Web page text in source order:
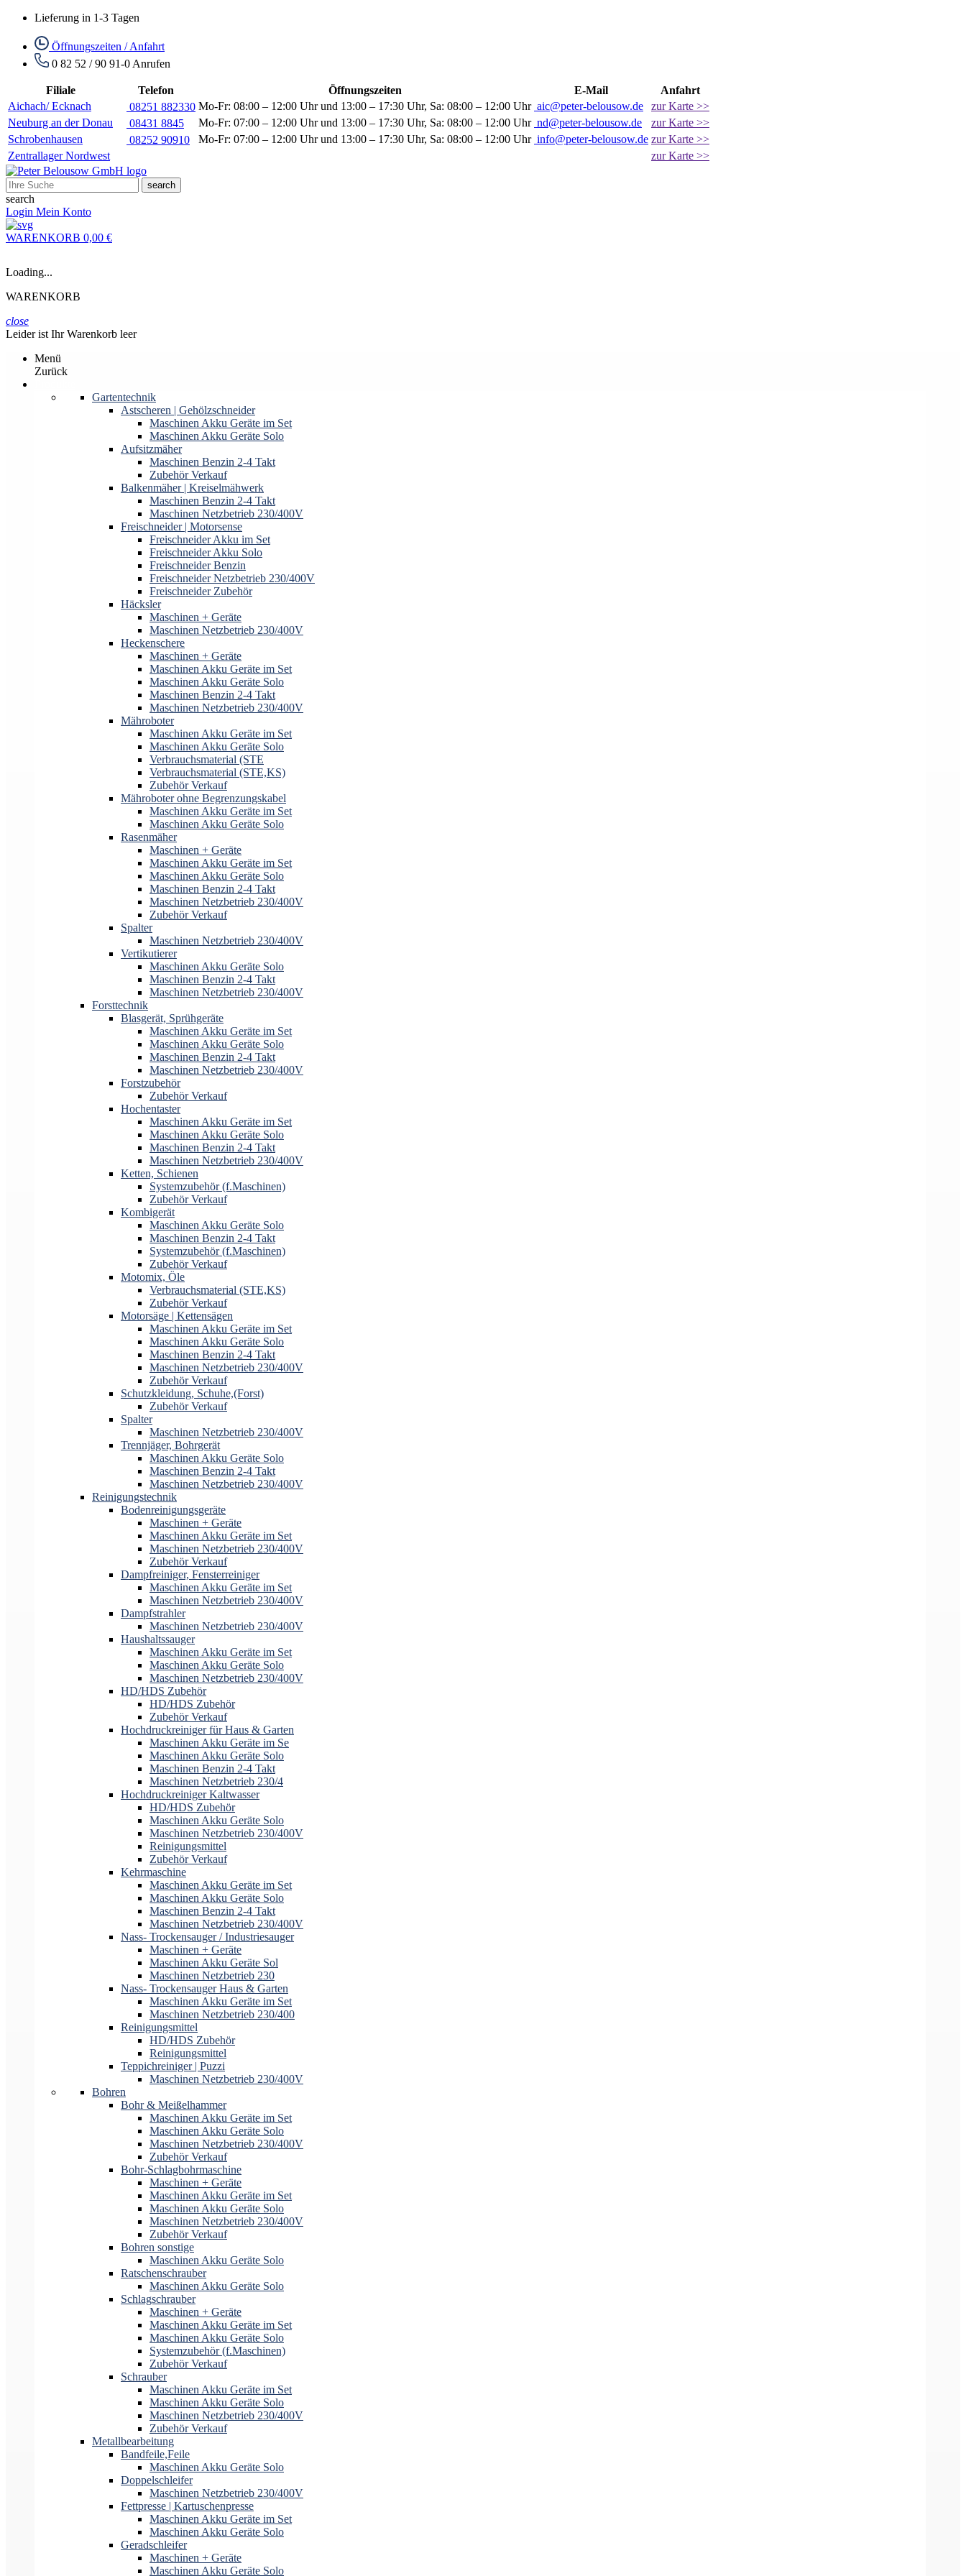
Lieferung in 1-3 Tagen
Öffnungszeiten / Anfahrt
0 82 52 / 90 91-0 Anrufen
Filiale Telefon Öffnungszeiten E-Mail
Anfahrt
Aichach/ Ecknach
08251 882330 Mo-Fr: 08:00 – 12:00 Uhr und 13:00 – 17:30 Uhr, Sa: 08:00 – 12:00 Uhr aic@peter-belousow.de
zur Karte >>
Neuburg an der Donau
08431 8845 Mo-Fr: 07:00 – 12:00 Uhr und 13:00 – 17:30 Uhr, Sa: 08:00 – 12:00 Uhr nd@peter-belousow.de
zur Karte >>
Schrobenhausen
08252 90910 Mo-Fr: 07:00 – 12:00 Uhr und 13:00 – 17:30 Uhr, Sa: 08:00 – 12:00 Uhr info@peter-belousow.de zur Karte >>
Zentrallager Nordwest
zur Karte >>
search
search
Login Mein Konto
WARENKORB 0,00 €
Loading...
WARENKORB
close
Leider ist Ihr Warenkorb leer
Menü
Zurück
Gartentechnik
Astscheren | Gehölzschneider
Maschinen Akku Geräte im Set
Maschinen Akku Geräte Solo
Aufsitzmäher
Maschinen Benzin 2-4 Takt
Zubehör Verkauf
Balkenmäher | Kreiselmähwerk
Maschinen Benzin 2-4 Takt
Maschinen Netzbetrieb 230/400V
Freischneider | Motorsense
Freischneider Akku im Set
Freischneider Akku Solo
Freischneider Benzin
Freischneider Netzbetrieb 230/400V
Freischneider Zubehör
Häcksler
Maschinen + Geräte
Maschinen Netzbetrieb 230/400V
Heckenschere
Maschinen + Geräte
Maschinen Akku Geräte im Set
Maschinen Akku Geräte Solo
Maschinen Benzin 2-4 Takt
Maschinen Netzbetrieb 230/400V
Mähroboter
Maschinen Akku Geräte im Set
Maschinen Akku Geräte Solo
Verbrauchsmaterial (STE
Verbrauchsmaterial (STE,KS)
Zubehör Verkauf
Mähroboter ohne Begrenzungskabel
Maschinen Akku Geräte im Set
Maschinen Akku Geräte Solo
Rasenmäher
Maschinen + Geräte
Maschinen Akku Geräte im Set
Maschinen Akku Geräte Solo
Maschinen Benzin 2-4 Takt
Maschinen Netzbetrieb 230/400V
Zubehör Verkauf
Spalter
Maschinen Netzbetrieb 230/400V
Vertikutierer
Maschinen Akku Geräte Solo
Maschinen Benzin 2-4 Takt
Maschinen Netzbetrieb 230/400V
Forsttechnik
Blasgerät, Sprühgeräte
Maschinen Akku Geräte im Set
Maschinen Akku Geräte Solo
Maschinen Benzin 2-4 Takt
Maschinen Netzbetrieb 230/400V
Forstzubehör
Zubehör Verkauf
Hochentaster
Maschinen Akku Geräte im Set
Maschinen Akku Geräte Solo
Maschinen Benzin 2-4 Takt
Maschinen Netzbetrieb 230/400V
Ketten, Schienen
Systemzubehör (f.Maschinen)
Zubehör Verkauf
Kombigerät
Maschinen Akku Geräte Solo
Maschinen Benzin 2-4 Takt
Systemzubehör (f.Maschinen)
Zubehör Verkauf
Motomix, Öle
Verbrauchsmaterial (STE,KS)
Zubehör Verkauf
Motorsäge | Kettensägen
Maschinen Akku Geräte im Set
Maschinen Akku Geräte Solo
Maschinen Benzin 2-4 Takt
Maschinen Netzbetrieb 230/400V
Zubehör Verkauf
Schutzkleidung, Schuhe,(Forst)
Zubehör Verkauf
Spalter
Maschinen Netzbetrieb 230/400V
Trennjäger, Bohrgerät
Maschinen Akku Geräte Solo
Maschinen Benzin 2-4 Takt
Maschinen Netzbetrieb 230/400V
Reinigungstechnik
Bodenreinigungsgeräte
Maschinen + Geräte
Maschinen Akku Geräte im Set
Maschinen Netzbetrieb 230/400V
Zubehör Verkauf
Dampfreiniger, Fensterreiniger
Maschinen Akku Geräte im Set
Maschinen Netzbetrieb 230/400V
Dampfstrahler
Maschinen Netzbetrieb 230/400V
Haushaltssauger
Maschinen Akku Geräte im Set
Maschinen Akku Geräte Solo
Maschinen Netzbetrieb 230/400V
HD/HDS Zubehör
HD/HDS Zubehör
Zubehör Verkauf
Hochdruckreiniger für Haus & Garten
Maschinen Akku Geräte im Se
Maschinen Akku Geräte Solo
Maschinen Benzin 2-4 Takt
Maschinen Netzbetrieb 230/4
Hochdruckreiniger Kaltwasser
HD/HDS Zubehör
Maschinen Akku Geräte Solo
Maschinen Netzbetrieb 230/400V
Reinigungsmittel
Zubehör Verkauf
Kehrmaschine
Maschinen Akku Geräte im Set
Maschinen Akku Geräte Solo
Maschinen Benzin 2-4 Takt
Maschinen Netzbetrieb 230/400V
Nass- Trockensauger / Industriesauger
Maschinen + Geräte
Maschinen Akku Geräte Sol
Maschinen Netzbetrieb 230
Nass- Trockensauger Haus & Garten
Maschinen Akku Geräte im Set
Maschinen Netzbetrieb 230/400
Reinigungsmittel
HD/HDS Zubehör
Reinigungsmittel
Teppichreiniger | Puzzi
Maschinen Netzbetrieb 230/400V
Bohren
Bohr & Meißelhammer
Maschinen Akku Geräte im Set
Maschinen Akku Geräte Solo
Maschinen Netzbetrieb 230/400V
Zubehör Verkauf
Bohr-Schlagbohrmaschine
Maschinen + Geräte
Maschinen Akku Geräte im Set
Maschinen Akku Geräte Solo
Maschinen Netzbetrieb 230/400V
Zubehör Verkauf
Bohren sonstige
Maschinen Akku Geräte Solo
Ratschenschrauber
Maschinen Akku Geräte Solo
Schlagschrauber
Maschinen + Geräte
Maschinen Akku Geräte im Set
Maschinen Akku Geräte Solo
Systemzubehör (f.Maschinen)
Zubehör Verkauf
Schrauber
Maschinen Akku Geräte im Set
Maschinen Akku Geräte Solo
Maschinen Netzbetrieb 230/400V
Zubehör Verkauf
Metallbearbeitung
Bandfeile,Feile
Maschinen Akku Geräte Solo
Doppelschleifer
Maschinen Netzbetrieb 230/400V
Fettpresse | Kartuschenpresse
Maschinen Akku Geräte im Set
Maschinen Akku Geräte Solo
Geradschleifer
Maschinen + Geräte
Maschinen Akku Geräte Solo